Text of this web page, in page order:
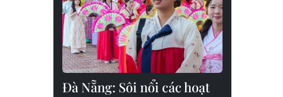
Đà Nẵng: Sôi nổi các hoạt